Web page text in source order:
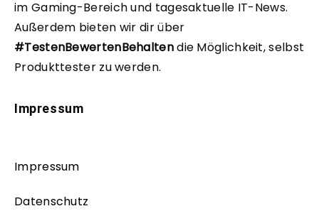
im Gaming-Bereich und tagesaktuelle IT-News.
Außerdem bieten wir dir über
#TestenBewertenBehaltendie Möglichkeit, selbst
Produkttester zu werden.
Impressum
Impressum
Datenschutz